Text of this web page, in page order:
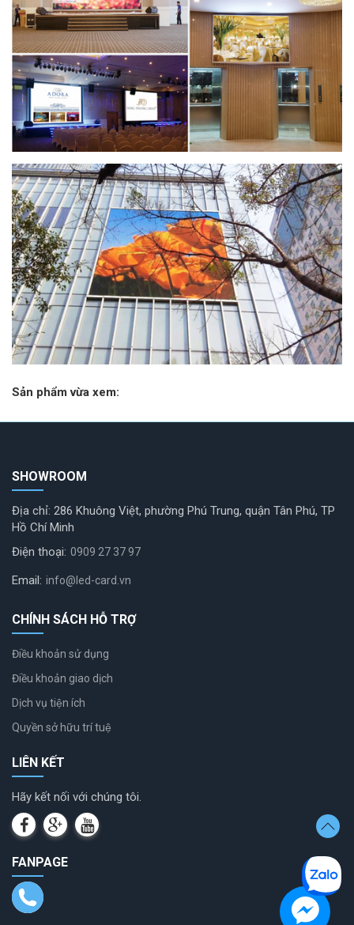
Sản phẩm vừa xem:
SHOWROOM
Địa chỉ: 286 Khuông Việt, phường Phú Trung, quận Tân Phú, TP
Hồ Chí Minh
Điện thoại: 0909 27 37 97
Email: info@led-card.vn
CHÍNH SÁCH HỖ TRỢ
Điều khoản sử dụng
Điều khoản giao dịch
Dịch vụ tiện ích
Quyền sở hữu trí tuệ
LIÊN KẾT
Hãy kết nối với chúng tôi.
FANPAGE